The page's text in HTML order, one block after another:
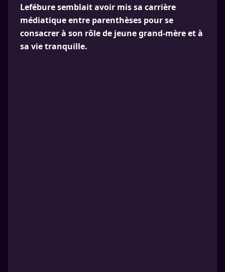
Lefébure semblait avoir mis sa carrière
médiatique entre parenthèses pour se
consacrer à son rôle de jeune grand-mère et à
sa vie tranquille.